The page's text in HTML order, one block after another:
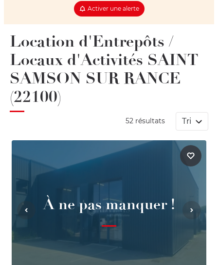
Activer une alerte
Location d'Entrepôts /
Locaux d'Activités SAINT
SAMSON SUR RANCE
(22100)
52 résultats Tri
À ne pas manquer !